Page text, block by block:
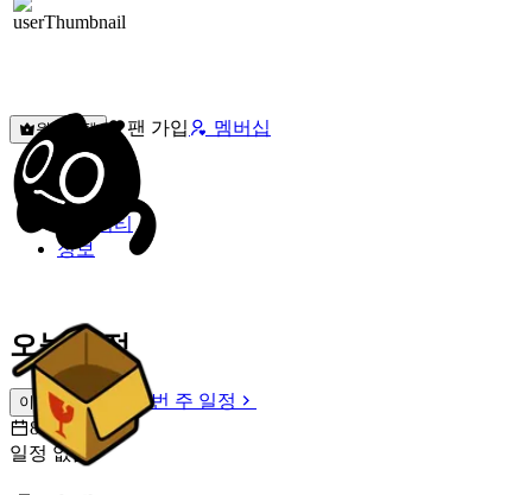
원픽선택 팬 가입 멤버십
밐타운
피드
커뮤니티
정보
오늘 일정
이번 주 일정
이번 주 일정
8월 8일 [토]
일정 없음